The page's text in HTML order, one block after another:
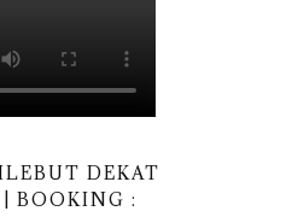
DEKAT
BOOKING :